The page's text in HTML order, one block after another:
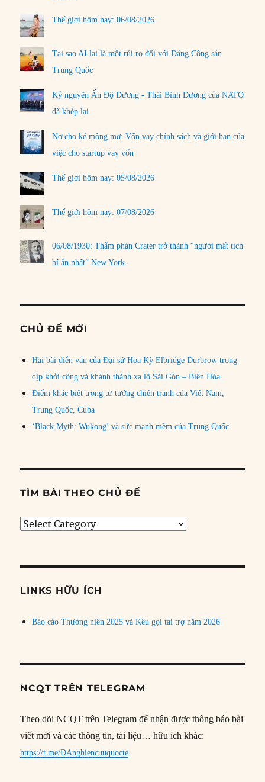
Thế giới hôm nay: 06/08/2026
Tại sao AI lại là một rủi ro đối với Đảng Cộng sản
Trung Quốc
Kỷ nguyên Ấn Độ Dương - Thái Bình Dương của NATO
đã khép lại
Nợ cho kẻ mộng mơ: Vốn vay chính sách và giới hạn của
việc cho startup vay vốn
Thế giới hôm nay: 05/08/2026
Thế giới hôm nay: 07/08/2026
06/08/1930: Thẩm phán Crater trở thành “người mất tích
bí ẩn nhất” New York
CHỦ ĐỀ MỚI
Hai bài diễn văn của Đại sứ Hoa Kỳ Elbridge Durbrow trong
dịp khởi công và khánh thành xa lộ Sài Gòn – Biên Hòa
Điểm khác biệt trong tư tưởng chiến tranh của Việt Nam,
Trung Quốc, Cuba
‘Black Myth: Wukong’ và sức mạnh mềm của Trung Quốc
TÌM BÀI THEO CHỦ ĐỀ
Tìm
đề
LINKS HỮU ÍCH
Báo cáo Thường niên 2025 và Kêu gọi tài trợ năm 2026
NCQT TRÊN TELEGRAM
Theo dõi NCQT trên Telegram để nhận được thông báo bài
viết mới và các thông tin, tài liệu… hữu ích khác:
https://t.me/DAnghiencuuquocte